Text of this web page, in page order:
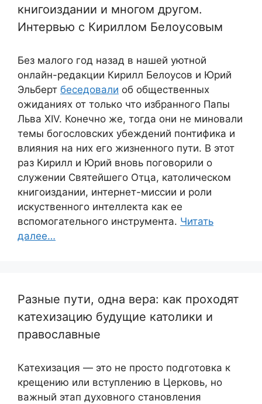
книгоиздании и многом другом.
Интервью с Кириллом Белоусовым
Без малого год назад в нашей уютной
онлайн-редакции Кирилл Белоусов и Юрий
Эльберт беседовали об общественных
ожиданиях от только что избранного Папы
Льва XIV. Конечно же, тогда они не миновали
темы богословских убеждений понтифика и
влияния на них его жизненного пути. В этот
раз Кирилл и Юрий вновь поговорили о
служении Святейшего Отца, католическом
книгоиздании, интернет-миссии и роли
искуственного интеллекта как ее
вспомогательного инструмента. Читать
далее…
Разные пути, одна вера: как проходят
катехизацию будущие католики и
православные
Катехизация — это не просто подготовка к
крещению или вступлению в Церковь, но
важный этап духовного становления